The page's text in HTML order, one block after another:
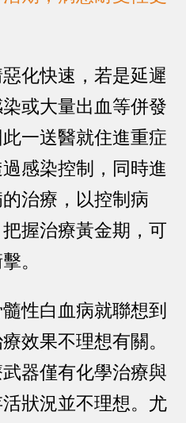
化快速，若是延遲
或大量出血等併發
一送醫就住進重症
感染控制，同時進
治療，以控制病
握治療黃金期，可
。
性白血病就聯想到
效果不理想有關。
器僅有化學治療與
狀況並不理想。尤